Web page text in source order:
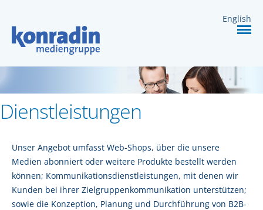
English
KARRIERE
KONTAKT
Dienstleistungen
Unser Angebot umfasst Web-Shops, über die unsere
Medien abonniert oder weitere Produkte bestellt werden
können; Kommunikationsdienstleistungen, mit denen wir
Kunden bei ihrer Zielgruppenkommunikation unterstützen;
sowie die Konzeption, Planung und Durchführung von B2B-